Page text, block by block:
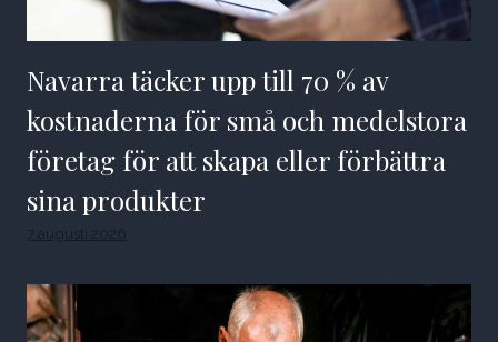
Navarra täcker upp till 70 % av
kostnaderna för små och medelstora
företag för att skapa eller förbättra
sina produkter
7 augusti 2026